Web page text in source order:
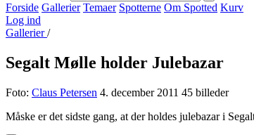
Forside Gallerier Temaer Spotterne Om Spotted Kurv
Log ind
Gallerier/
Segalt Mølle holder Julebazar
Foto: Claus Petersen 4. december 2011 45 billeder
Måske er det sidste gang, at der holdes julebazar i